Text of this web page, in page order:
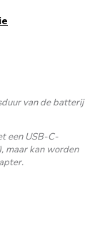
van de batterij
een USB-C-
maar kan worden